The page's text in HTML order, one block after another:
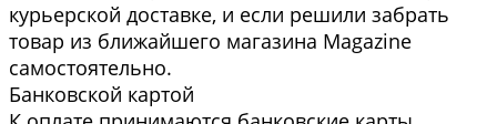
курьерской доставке, и если решили забрать
товар из ближайшего магазина Magazine
самоcтоятельно.
Банковской картой